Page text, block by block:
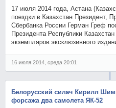
17 июля 2014 года, Астана
поездки в Казахстан Президент,
Сбербанка России Герман Греф
Президента Республики
экземпляров эксклюзивного
16 июля 2014, среда 20:01
Белорусский силач Кирилл
форсажа два самолета ЯК-52